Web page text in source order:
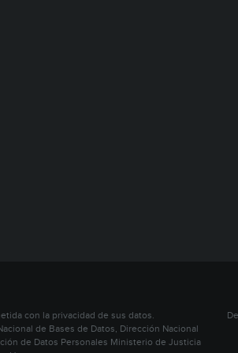
con la privacidad de sus datos.
de Bases de Datos, Dirección Nacional
de Datos Personales Ministerio de Justicia